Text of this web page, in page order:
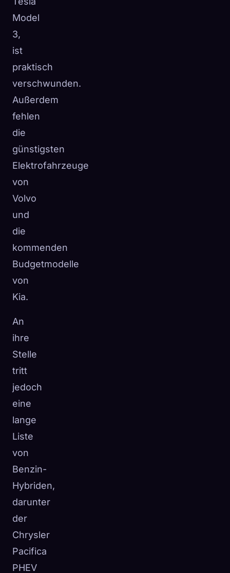
Model
3,
ist
praktisch
verschwunden.
Außerdem
fehlen
die
günstigsten
Elektrofahrzeuge
von
Volvo
und
die
kommenden
Budgetmodelle
von
Kia.
An
ihre
Stelle
tritt
jedoch
eine
lange
Liste
von
Benzin-
Hybriden,
darunter
der
Chrysler
Pacifica
PHEV